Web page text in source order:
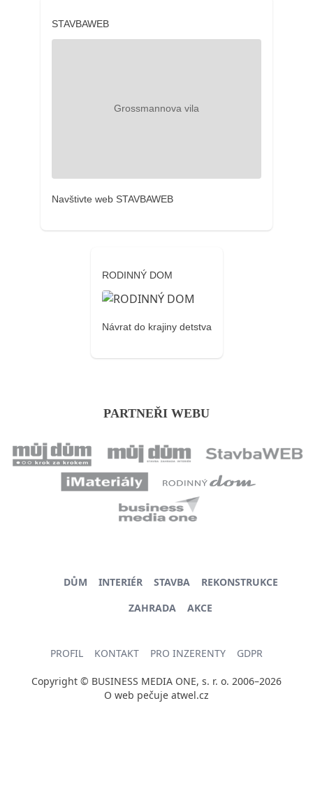
STAVBAWEB
Navštivte web STAVBAWEB
RODINNÝ DOM
Návrat do krajiny detstva
PARTNEŘI WEBU
DŮM INTERIÉR STAVBA
REKONSTRUKCE
ZAHRADA
AKCE
PROFIL KONTAKT PRO INZERENTY GDPR
Copyright © BUSINESS MEDIA ONE, s. r. o. 2006–2026